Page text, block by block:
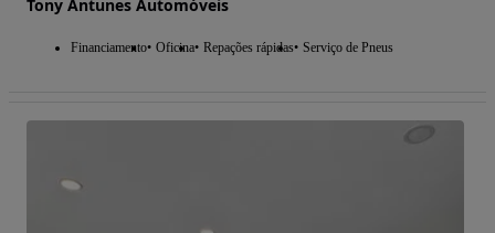
Tony Antunes Automóveis
Financiamento Oficina Repações rápidas Serviço de Pneus